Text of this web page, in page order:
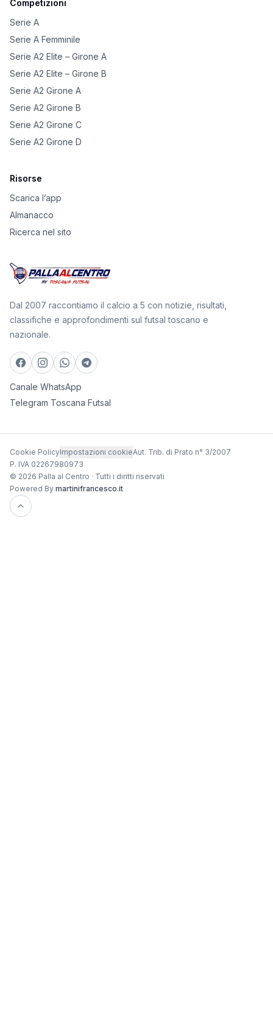
Competizioni
Serie A
Serie A Femminile
Serie A2 Elite – Girone A
Serie A2 Elite – Girone B
Serie A2 Girone A
Serie A2 Girone B
Serie A2 Girone C
Serie A2 Girone D
Risorse
Scarica l’app
Almanacco
Ricerca nel sito
Dal 2007 raccontiamo il calcio a 5 con notizie, risultati,
classifiche e approfondimenti sul futsal toscano e
nazionale.
Canale WhatsApp
Telegram Toscana Futsal
Cookie PolicyImpostazioni cookieAut. Trib. di Prato n° 3/2007
P. IVA 02267980973
© 2026 Palla al Centro · Tutti i diritti riservati
Powered By martinifrancesco.it